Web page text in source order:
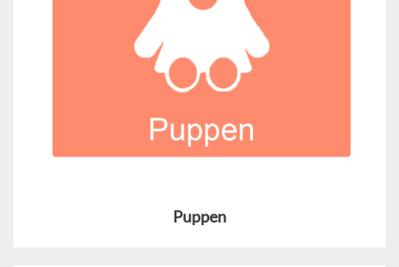
Puppen